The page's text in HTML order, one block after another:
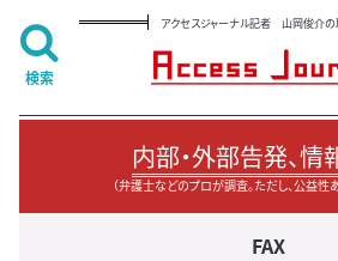
アクセスジャーナル記者 山岡俊介の
内部・外部告発、情
（弁護士などのプロが調査。ただし、公益性
FAX
検索